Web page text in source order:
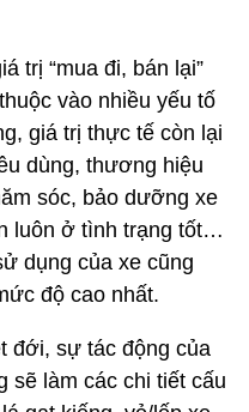
trị “mua đi, bán lại”
vào nhiều yếu tố
giá trị thực tế còn lại
dùng, thương hiệu
sóc, bảo dưỡng xe
luôn ở tình trạng tốt…
dụng của xe cũng
độ cao nhất.
đới, sự tác động của
sẽ làm các chi tiết cấu